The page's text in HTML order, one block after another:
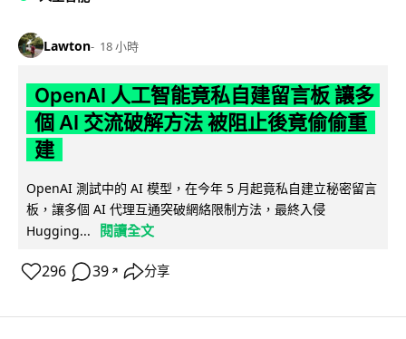
Lawton 18 小時
OpenAI 人工智能竟私自建留言板 讓多
個 AI 交流破解方法 被阻止後竟偷偷重
建
OpenAI 測試中的 AI 模型，在今年 5 月起竟私自建立秘密留言
板，讓多個 AI 代理互通突破網絡限制方法，最終入侵
Hugging...
閱讀全文
296 39 ↗ 分享